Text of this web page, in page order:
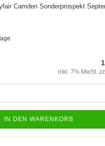
Camden Sonderprospekt
inkl. 7% MwSt.
IN DEN WARENKORB